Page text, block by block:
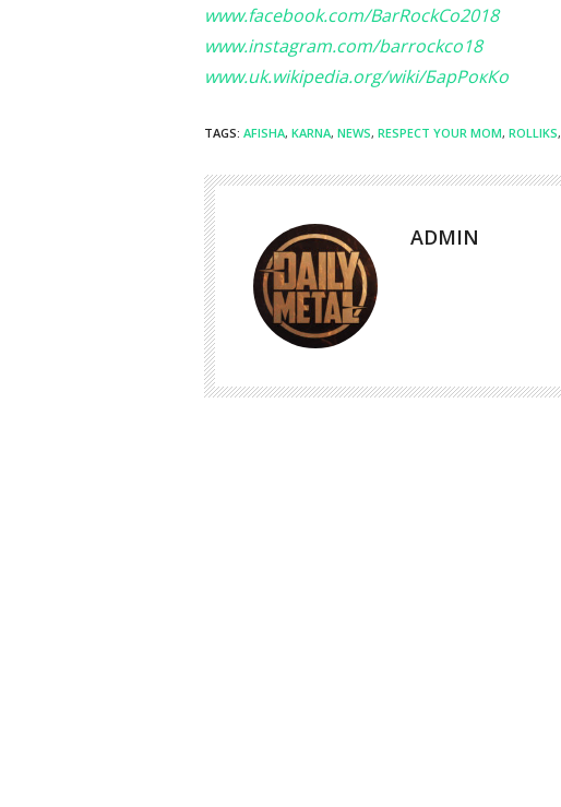
www.facebook.com/BarRockCo2018
www.instagram.com/barrockco18
www.uk.wikipedia.org/wiki/БарРокКо
TAGS: AFISHA, KARNA, NEWS, RESPECT YOUR MOM, ROLLIKS,
ADMIN